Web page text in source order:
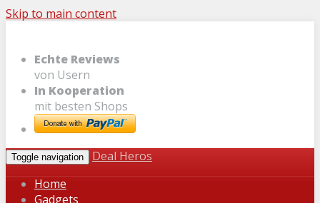
Skip to main content
Echte Reviews
von Usern
In Kooperation
mit besten Shops
Toggle navigation
Deal Heros
Home
Gadgets